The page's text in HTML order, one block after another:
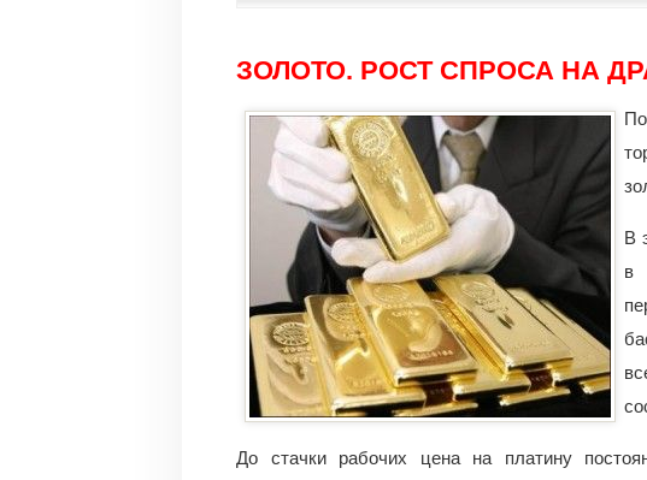
ЗОЛОТО. РОСТ СПРОСА НА
В
в
До стачки рабочих цена на платину